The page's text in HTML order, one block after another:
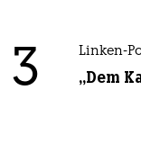
3 Linken-
„Dem